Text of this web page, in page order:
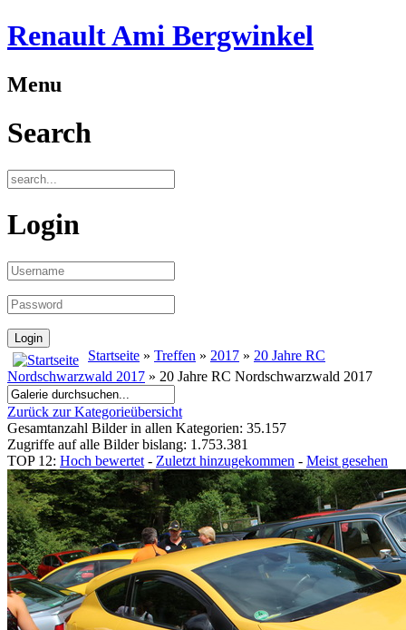
Renault Ami Bergwinkel
Menu
Search
Login
Startseite » Treffen » 2017 » 20 Jahre RC
Nordschwarzwald 2017 » 20 Jahre RC Nordschwarzwald 2017
Zurück zur Kategorieübersicht
Gesamtanzahl Bilder in allen Kategorien: 35.157
Zugriffe auf alle Bilder bislang: 1.753.381
TOP 12: Hoch bewertet - Zuletzt hinzugekommen - Meist gesehen